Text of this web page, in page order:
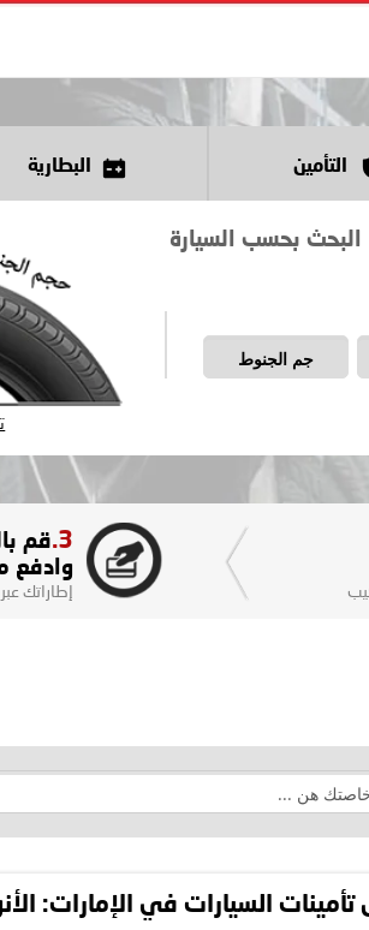
التأمين البطارية
البحث بحسب السيارة
جم الجنوط
3. قم
وادفع
إطاراتك
السيارات في الإمارات: